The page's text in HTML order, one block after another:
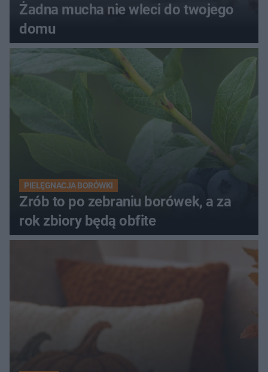
Żadna mucha nie wleci do twojego
domu
PIELĘGNACJA BORÓWKI
Zrób to po zebraniu borówek, a za
rok zbiory będą obfite